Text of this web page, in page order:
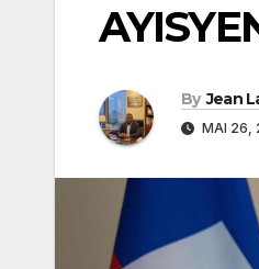
By Jean
MAI 26,